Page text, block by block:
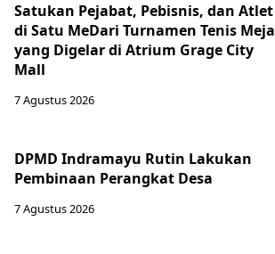
Satukan Pejabat, Pebisnis, dan Atlet
di Satu MeDari Turnamen Tenis Meja
yang Digelar di Atrium Grage City
Mall
7 Agustus 2026
DPMD Indramayu Rutin Lakukan
Pembinaan Perangkat Desa
7 Agustus 2026